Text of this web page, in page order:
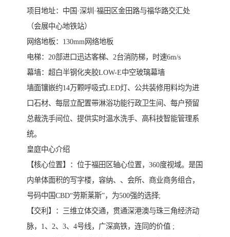
项目地址：中国·深圳·福田区金田路与福华路交汇处
（会展中心地铁站）
网络地板：130mm网络地板
电梯：20部进口迅达客梯、2台消防梯，时速6m/s
幕墙：超白半钢化夹胶LOW-E中空玻璃幕墙
墙面镶嵌约14万颗呼吸式LED灯、公共装修用料均为进
口石材、每层立配置带淋浴功能行政卫生间、每户预留
总裁洗手间位、提供实时温水洗手、高科技智能管理系
统。
皇庭中心介绍
【核心位置】：位于福田区轴心位置，360度视域。是国
内单体面积的写字楼，容纳、、会所、商业商务组合，
号码中国CBD“劳斯莱斯”，为500强的选择;
【交利】：三维立体交通，贯通深港澳与珠三角经济动
脉，1、2、3、4号线，广深高铁，连同的价值 ;